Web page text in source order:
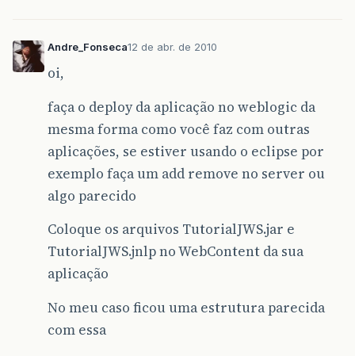
Andre_Fonseca12 de abr. de 2010
oi,
faça o deploy da aplicação no weblogic da
mesma forma como você faz com outras
aplicações, se estiver usando o eclipse por
exemplo faça um add remove no server ou
algo parecido
Coloque os arquivos TutorialJWS.jar e
TutorialJWS.jnlp no WebContent da sua
aplicação
No meu caso ficou uma estrutura parecida
com essa